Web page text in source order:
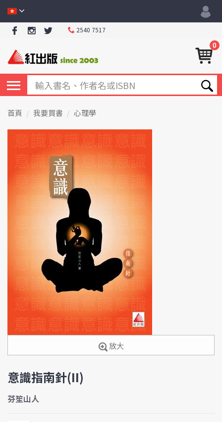
2540 7517
0
首頁 我要買書 心理學
放大
意識指南針(II)
芬笙山人